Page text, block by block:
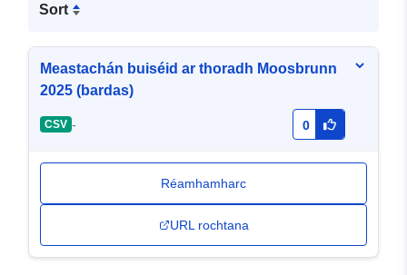
Sort
Meastachán buiséid ar thoradh Moosbrunn
2025 (bardas)
CSV - 0
Réamhamharc
URL rochtana